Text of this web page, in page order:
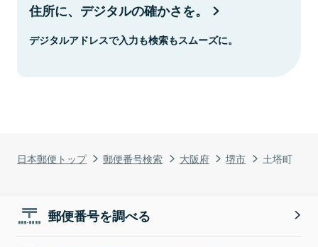
日本郵便トップ 郵便番号検索 大阪府 堺市 土塔町
住所に、デジタルの確かさを。
デジタルアドレスで入力も検索もスムーズに。
郵便番号を調べる